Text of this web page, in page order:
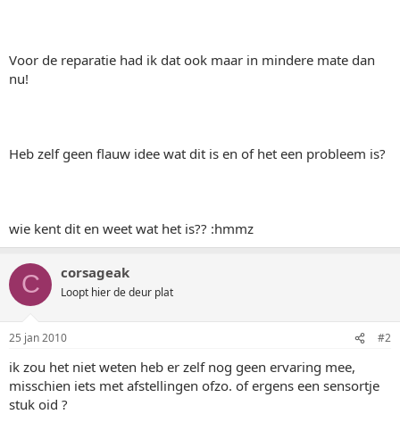
Voor de reparatie had ik dat ook maar in mindere mate dan
nu!
Heb zelf geen flauw idee wat dit is en of het een probleem is?
wie kent dit en weet wat het is?? :hmmz
C corsageak
Loopt hier de deur plat
25 jan 2010 #2
ik zou het niet weten heb er zelf nog geen ervaring mee,
misschien iets met afstellingen ofzo. of ergens een sensortje
stuk oid ?